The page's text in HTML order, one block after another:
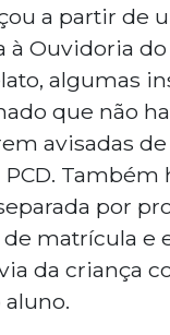
17ª
de matrícula e
alunos
denúncias
revelação do
de apoio
A Lei Brasileira
a partir de
à Ouvidoria do
algumas
que não
avisadas
Também
por
matrícula e
da criança
aluno.